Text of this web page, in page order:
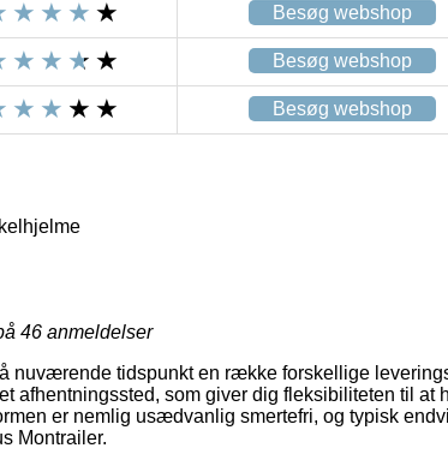
Besøg webshop
Besøg webshop
Besøg webshop
46 anmeldelser
nuværende tidspunkt en række forskellige
afhentningssted, som giver dig fleksibiliteten til at
er nemlig usædvanlig smertefri, og typisk
Montrailer.